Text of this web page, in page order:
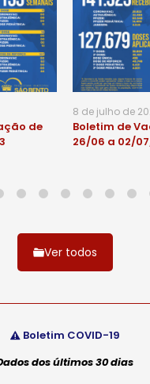
de
8 de julho de
Boletim de
26/06 a 02/
Ver todos
Boletim COVID-19
dos últimos 30 dias